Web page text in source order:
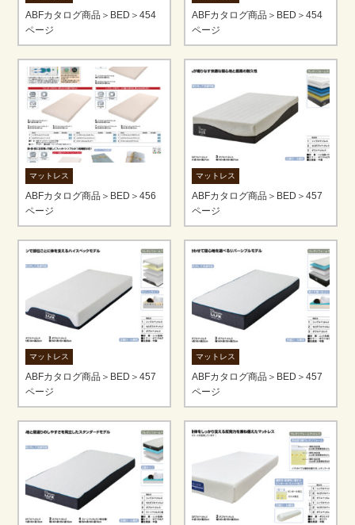
ABFカタログ商品＞BED＞454
ページ
ABFカタログ商品＞BED＞454
ページ
マットレス
ABFカタログ商品＞BED＞456
ページ
マットレス
ABFカタログ商品＞BED＞457
ページ
マットレス
ABFカタログ商品＞BED＞457
ページ
マットレス
ABFカタログ商品＞BED＞457
ページ